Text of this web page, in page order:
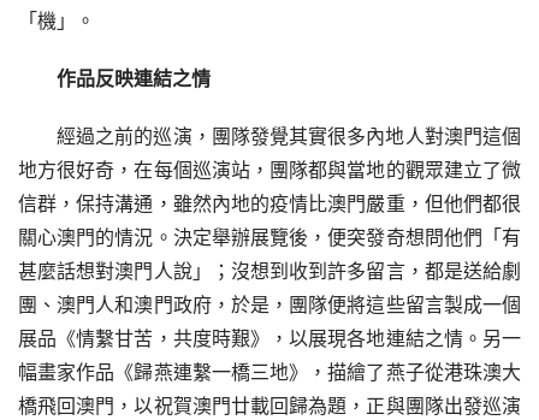
「機」。
作品反映連結之情
經過之前的巡演，團隊發覺其實很多內地人對澳門這個
地方很好奇，在每個巡演站，團隊都與當地的觀眾建立了微
信群，保持溝通，雖然內地的疫情比澳門嚴重，但他們都很
關心澳門的情況。決定舉辦展覽後，便突發奇想問他們「有
甚麼話想對澳門人說」；沒想到收到許多留言，都是送給劇
團、澳門人和澳門政府，於是，團隊便將這些留言製成一個
展品《情繫甘苦，共度時艱》，以展現各地連結之情。另一
幅畫家作品《歸燕連繫一橋三地》，描繪了燕子從港珠澳大
橋飛回澳門，以祝賀澳門廿載回歸為題，正與團隊出發巡演